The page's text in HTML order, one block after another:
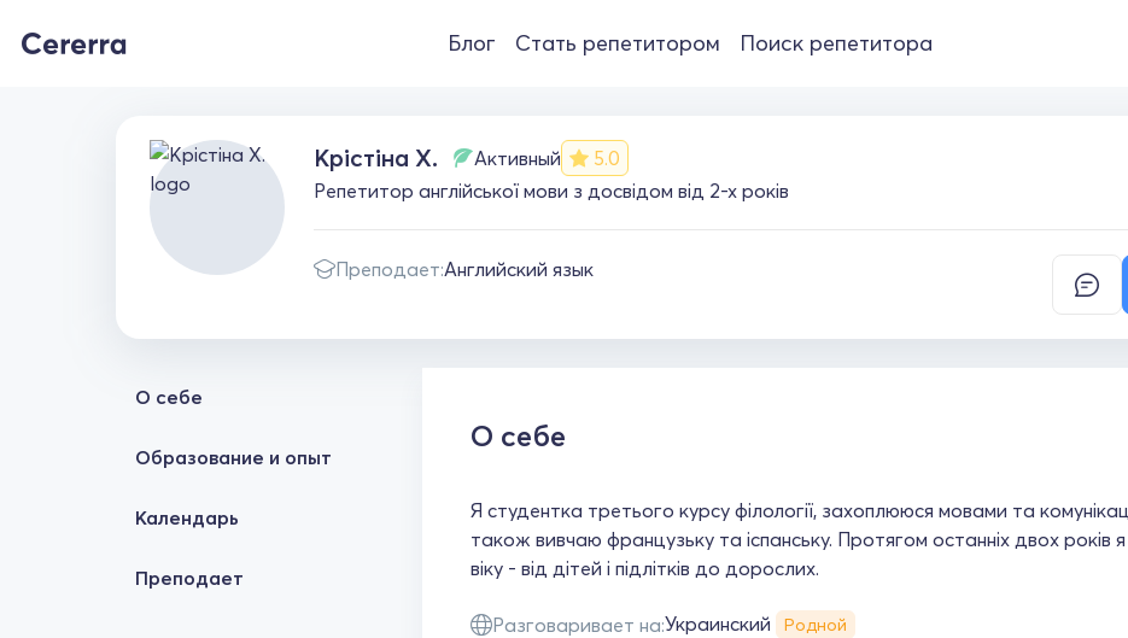
Блог Стать репетитором Поиск репетитора
Крістіна Х. Активный
5.0
Репетитор англійської мови з досвідом від 2-х років
Преподает:Английский язык
О себе
Образование и опыт
Календарь
Преподает
О себе
Я студентка третього курсу філології, захоплююся мовами та
також вивчаю французьку та іспанську. Протягом останніх двох років
віку - від дітей і підлітків до дорослих.
Разговаривает на:Украинский Родной